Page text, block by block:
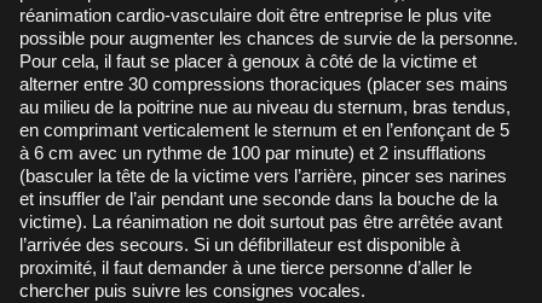
réanimation cardio-vasculaire doit être entreprise le plus vite
possible pour augmenter les chances de survie de la personne.
Pour cela, il faut se placer à genoux à côté de la victime et
alterner entre 30 compressions thoraciques (placer ses mains
au milieu de la poitrine nue au niveau du sternum, bras tendus,
en comprimant verticalement le sternum et en l’enfonçant de 5
à 6 cm avec un rythme de 100 par minute) et 2 insufflations
(basculer la tête de la victime vers l’arrière, pincer ses narines
et insuffler de l’air pendant une seconde dans la bouche de la
victime). La réanimation ne doit surtout pas être arrêtée avant
l’arrivée des secours. Si un défibrillateur est disponible à
proximité, il faut demander à une tierce personne d’aller le
chercher puis suivre les consignes vocales.